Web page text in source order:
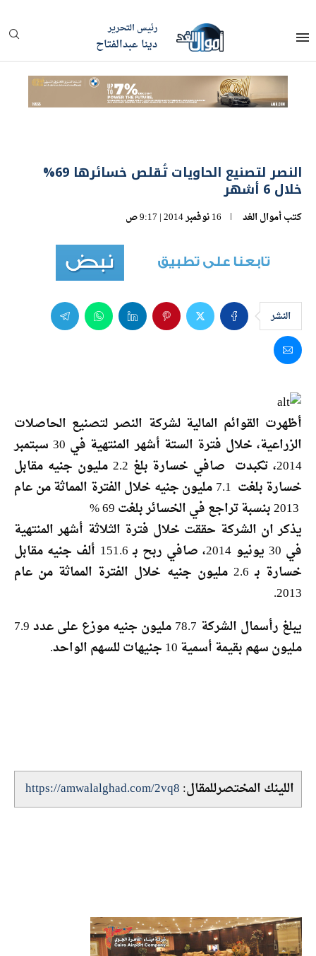
رئيس التحرير
دينا عبدالفتاح
النصر لتصنيع الحاويات تُقلص خسائرها 69%
خلال 6 أشهر
كتبأموال الغد 16 نوفمبر 2014 | 9:17 ص
النشر
أظهرت القوائم المالية لشركة النصر لتصنيع الحاصلات
الزراعية، خلال فترة الستة أشهر المنتهية في 30 سبتمبر
2014، تكبدت صافي خسارة بلغ 2.2 مليون جنيه مقابل
خسارة بلغت 7.1 مليون جنيه خلال الفترة المماثة من عام
يذكر ان الشركة حققت خلال فترة الثلاثة أشهر المنتهية
في 30 يونيو 2014، صافي ربح بـ 151.6 ألف جنيه مقابل
خسارة بـ 2.6 مليون جنيه خلال الفترة المماثة من عام
2013.
يبلغ رأسمال الشركة 78.7 مليون جنيه موزع على عدد 7.9
مليون سهم بقيمة أسمية 10 جنيهات للسهم الواحد.
اللينك المختصرللمقال:https://amwalalghad.com/2vq8